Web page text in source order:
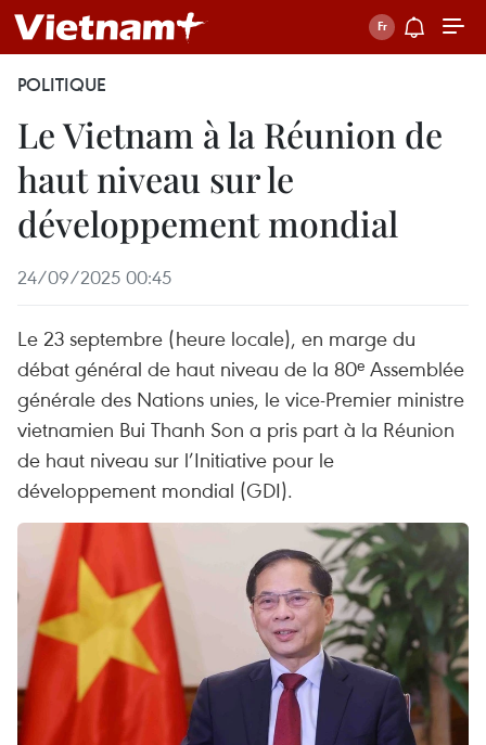
POLITIQUE
Le Vietnam à la Réunion de
haut niveau sur le
développement mondial
24/09/2025 00:45
Le 23 septembre (heure locale), en marge du
débat général de haut niveau de la 80ᵉ Assemblée
générale des Nations unies, le vice-Premier ministre
vietnamien Bui Thanh Son a pris part à la Réunion
de haut niveau sur l’Initiative pour le
développement mondial (GDI).